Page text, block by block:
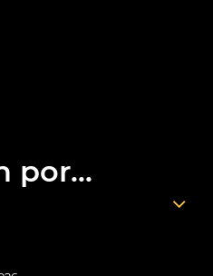
por...